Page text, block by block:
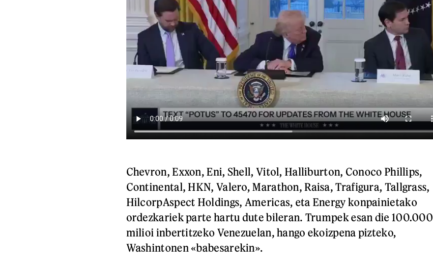
Chevron, Exxon, Eni, Shell, Vitol, Halliburton, Conoco Phillips,
Continental, HKN, Valero, Marathon, Raisa, Trafigura, Tallgrass,
HilcorpAspect Holdings, Americas, eta Energy konpainietako
ordezkariek parte hartu dute bileran. Trumpek esan die 100.000
milioi inbertitzeko Venezuelan, hango ekoizpena pizteko,
Washintonen «babesarekin».